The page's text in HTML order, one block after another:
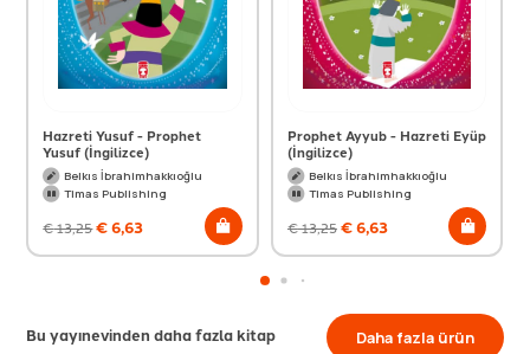
Hazreti Yusuf - Prophet
Yusuf (İngilizce)
Belkıs İbrahimhakkıoğlu
Timas Publishing
€13,25€6,63
Prophet Ayyub - Hazreti Eyüp
(İngilizce)
Belkıs İbrahimhakkıoğlu
Timas Publishing
€13,25€6,63
Bu yayınevinden daha fazla kitap Daha fazla ürün